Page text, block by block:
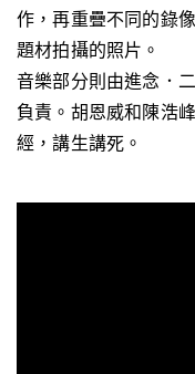
作，再重疊不同的錄
題材拍攝的照片。
音樂部分則由進念．
負責。胡恩威和陳浩
經，講生講死。